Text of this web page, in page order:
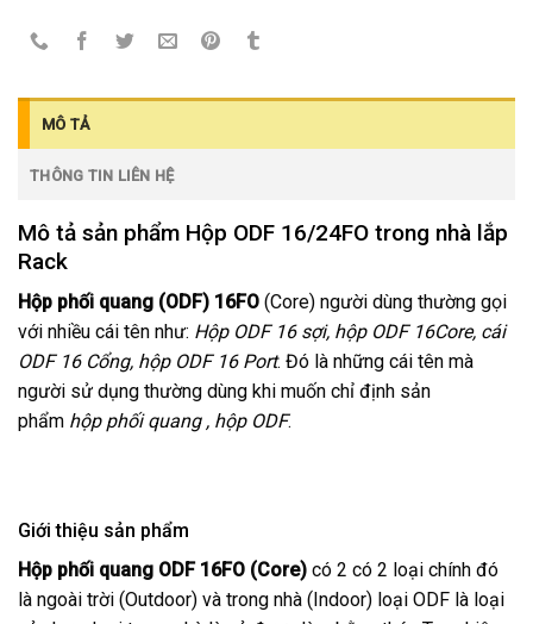
MÔ TẢ
THÔNG TIN LIÊN HỆ
Mô tả sản phẩm Hộp ODF 16/24FO trong nhà lắp
Rack
Hộp phối quang (ODF) 16FO (Core) người dùng thường gọi
với nhiều cái tên như: Hộp ODF 16 sợi, hộp ODF 16Core, cái
ODF 16 Cổng, hộp ODF 16 Port. Đó là những cái tên mà
người sử dụng thường dùng khi muốn chỉ định sản
phẩm hộp phối quang , hộp ODF.
Giới thiệu sản phẩm
Hộp phối quang ODF 16FO (Core) có 2 có 2 loại chính đó
là ngoài trời (Outdoor) và trong nhà (Indoor) loại ODF là loại